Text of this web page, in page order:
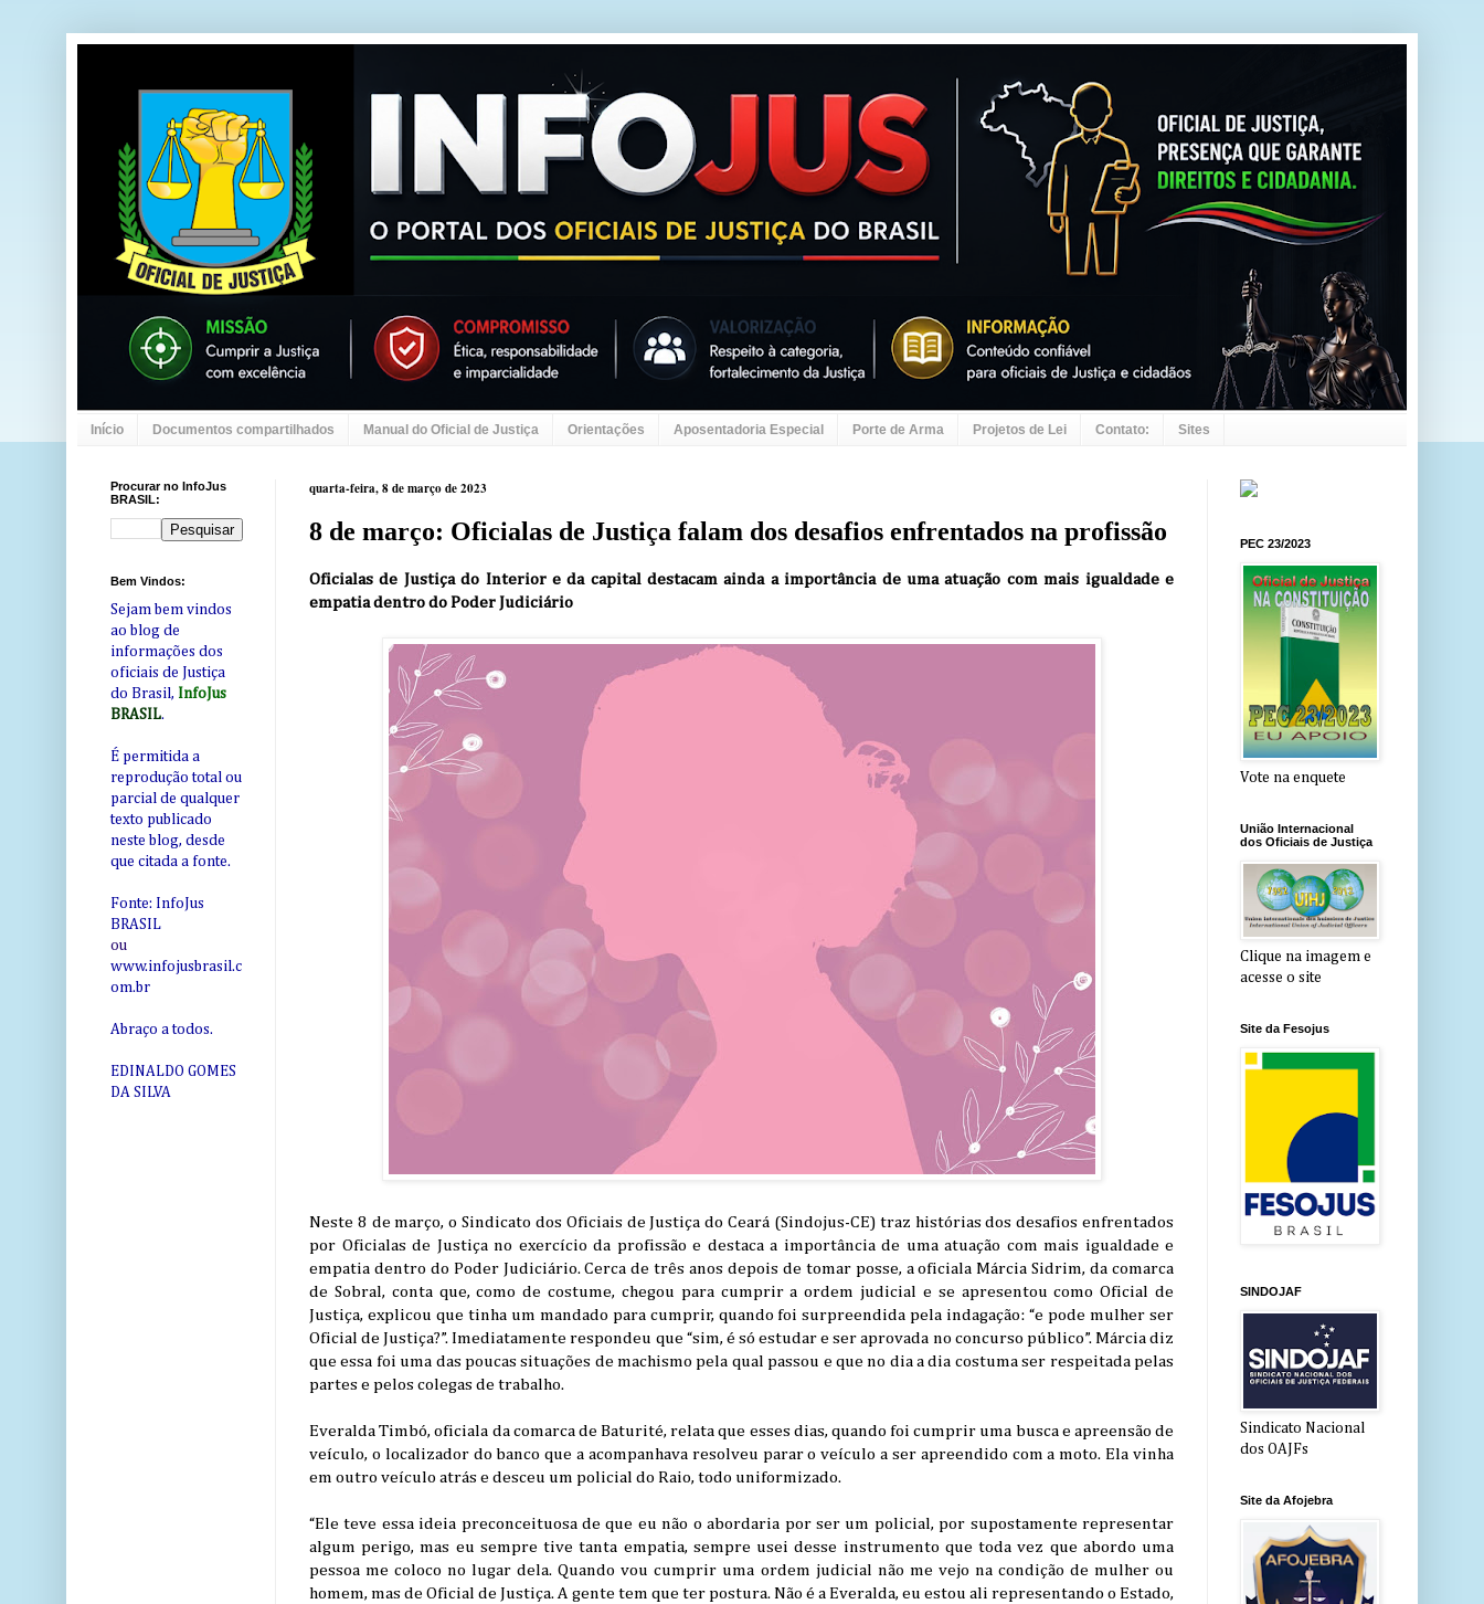
Início Documentos compartilhados Manual do Oficial de Justiça Orientações Aposentadoria Especial Porte de Arma Projetos de Lei Contato: Sites
quarta-feira, 8 de março de 2023
8 de março: Oficialas de Justiça falam dos desafios enfrentados na profissão
Oficialas de Justiça do Interior e da capital destacam ainda a importância de uma atuação com mais igualdade e
empatia dentro do Poder Judiciário
Neste 8 de março, o Sindicato dos Oficiais de Justiça do Ceará (Sindojus-CE) traz histórias dos desafios enfrentados
por Oficialas de Justiça no exercício da profissão e destaca a importância de uma atuação com mais igualdade e
empatia dentro do Poder Judiciário. Cerca de três anos depois de tomar posse, a oficiala Márcia Sidrim, da comarca
de Sobral, conta que, como de costume, chegou para cumprir a ordem judicial e se apresentou como Oficial de
Justiça, explicou que tinha um mandado para cumprir, quando foi surpreendida pela indagação: “e pode mulher ser
Oficial de Justiça?”. Imediatamente respondeu que “sim, é só estudar e ser aprovada no concurso público”. Márcia diz
que essa foi uma das poucas situações de machismo pela qual passou e que no dia a dia costuma ser respeitada pelas
partes e pelos colegas de trabalho.
Everalda Timbó, oficiala da comarca de Baturité, relata que esses dias, quando foi cumprir uma busca e apreensão de
veículo, o localizador do banco que a acompanhava resolveu parar o veículo a ser apreendido com a moto. Ela vinha
em outro veículo atrás e desceu um policial do Raio, todo uniformizado.
“Ele teve essa ideia preconceituosa de que eu não o abordaria por ser um policial, por supostamente representar
algum perigo, mas eu sempre tive tanta empatia, sempre usei desse instrumento que toda vez que abordo uma
pessoa me coloco no lugar dela. Quando vou cumprir uma ordem judicial não me vejo na condição de mulher ou
homem, mas de Oficial de Justiça. A gente tem que ter postura. Não é a Everalda, eu estou ali representando o Estado,
Procurar no InfoJus
BRASIL:
Bem Vindos:
Sejam bem vindos
ao blog de
informações dos
oficiais de Justiça
do Brasil, InfoJus
BRASIL.
É permitida a
reprodução total ou
parcial de qualquer
texto publicado
neste blog, desde
que citada a fonte.
Fonte: InfoJus
BRASIL
ou
www.infojusbrasil.c
om.br
Abraço a todos.
EDINALDO GOMES
DA SILVA
PEC 23/2023
Vote na enquete
União Internacional
dos Oficiais de Justiça
Clique na imagem e
acesse o site
Site da Fesojus
SINDOJAF
Sindicato Nacional
dos OAJFs
Site da Afojebra